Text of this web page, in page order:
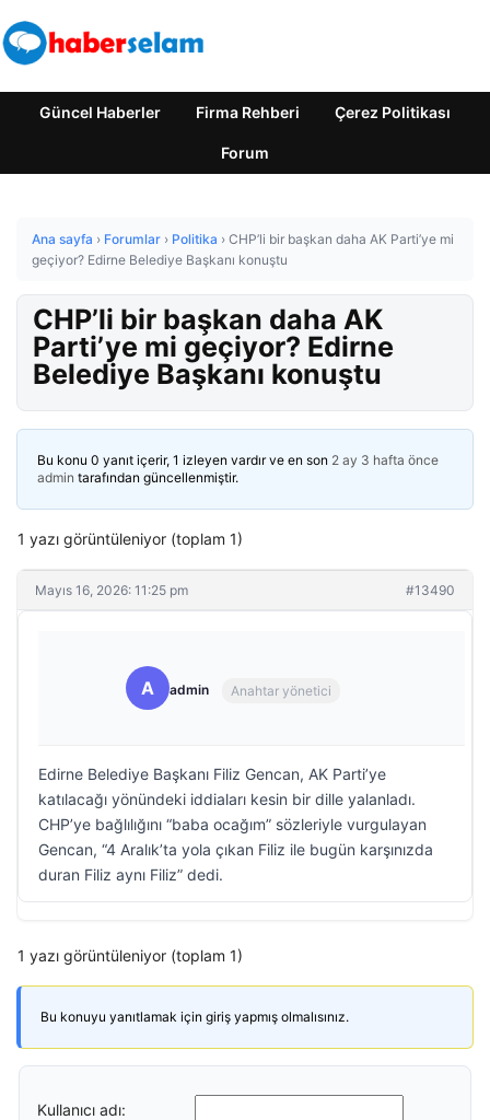
Güncel Haberler Firma Rehberi Çerez Politikası
Forum
Ana sayfa › Forumlar › Politika › CHP’li bir başkan daha AK Parti’ye mi
geçiyor? Edirne Belediye Başkanı konuştu
CHP’li bir başkan daha AK
Parti’ye mi geçiyor? Edirne
Belediye Başkanı konuştu
Bu konu 0 yanıt içerir, 1 izleyen vardır ve en son 2 ay 3 hafta önce
admin tarafından güncellenmiştir.
1 yazı görüntüleniyor (toplam 1)
Mayıs 16, 2026: 11:25 pm #13490
A admin Anahtar yönetici
Edirne Belediye Başkanı Filiz Gencan, AK Parti’ye
katılacağı yönündeki iddiaları kesin bir dille yalanladı.
CHP’ye bağlılığını “baba ocağım” sözleriyle vurgulayan
Gencan, “4 Aralık’ta yola çıkan Filiz ile bugün karşınızda
duran Filiz aynı Filiz” dedi.
1 yazı görüntüleniyor (toplam 1)
Bu konuyu yanıtlamak için giriş yapmış olmalısınız.
Kullanıcı adı: